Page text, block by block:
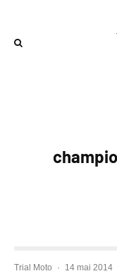
Trial Moto · 14 mai 2014